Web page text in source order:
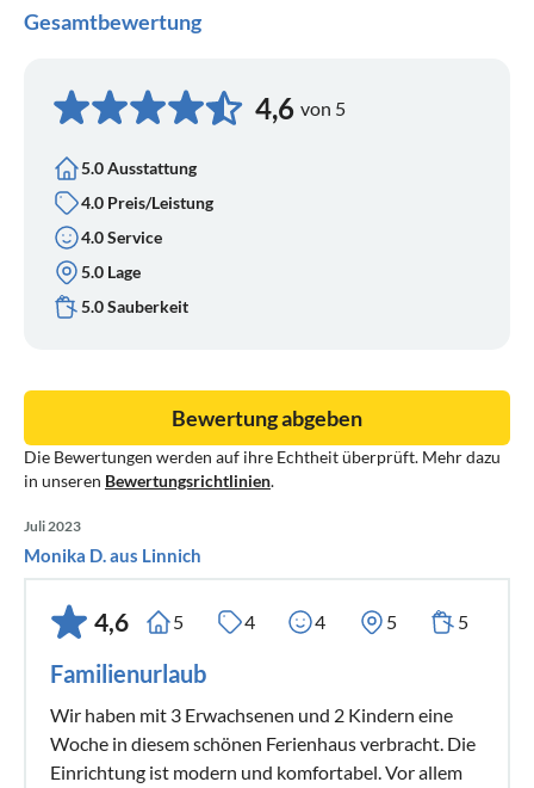
Gesamtbewertung
4,6 von 5
5.0 Ausstattung
4.0 Preis/Leistung
4.0 Service
5.0 Lage
5.0 Sauberkeit
Die Bewertungen werden auf ihre Echtheit überprüft. Mehr dazu
in unseren Bewertungsrichtlinien.
Bewertung abgeben
Juli 2023
Monika D. aus Linnich
4,6 5 4 4 5 5
Familienurlaub
Wir haben mit 3 Erwachsenen und 2 Kindern eine
Woche in diesem schönen Ferienhaus verbracht. Die
Einrichtung ist modern und komfortabel. Vor allem